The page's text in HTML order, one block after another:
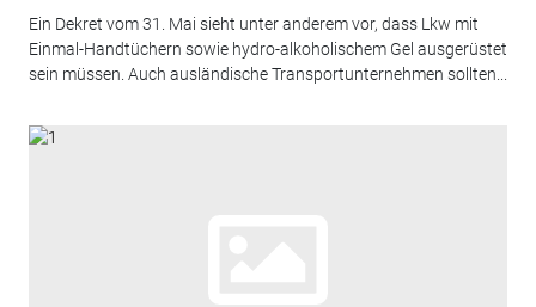
Ein Dekret vom 31. Mai sieht unter anderem vor, dass Lkw mit
Einmal-Handtüchern sowie hydro-alkoholischem Gel ausgerüstet
sein müssen. Auch ausländische Transportunternehmen sollten...